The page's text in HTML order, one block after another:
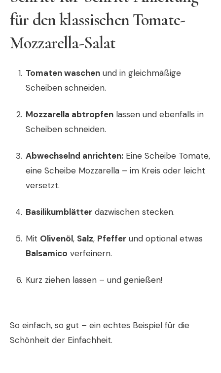
für den klassischen Tomate-
Mozzarella-Salat
Tomaten waschen und in gleichmäßige
Scheiben schneiden.
Mozzarella abtropfen lassen und ebenfalls in
Scheiben schneiden.
Abwechselnd anrichten: Eine Scheibe Tomate,
eine Scheibe Mozzarella – im Kreis oder leicht
versetzt.
Basilikumblätter dazwischen stecken.
Mit Olivenöl, Salz, Pfeffer und optional etwas
Balsamico verfeinern.
Kurz ziehen lassen – und genießen!
So einfach, so gut – ein echtes Beispiel für die
Schönheit der Einfachheit.